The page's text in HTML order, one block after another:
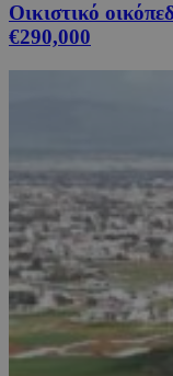
Οικιστικό
€290,000